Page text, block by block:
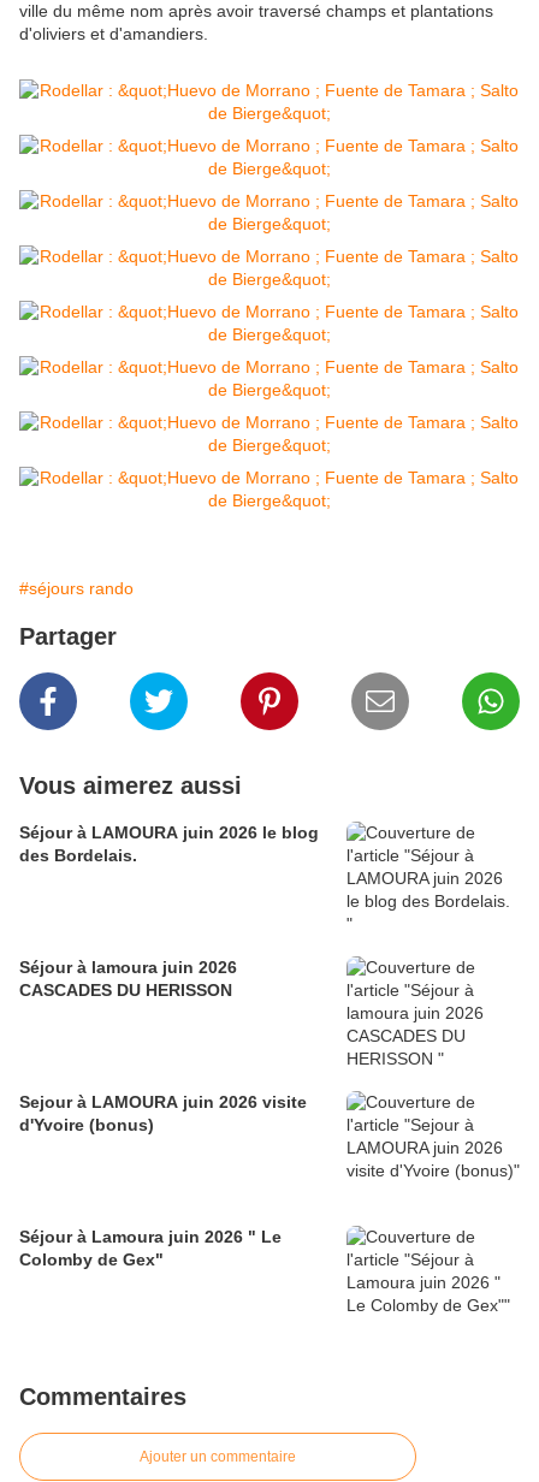
ville du même nom après avoir traversé champs et plantations
d'oliviers et d'amandiers.
#séjours rando
Partager
Vous aimerez aussi
Séjour à LAMOURA juin 2026 le blog
des Bordelais.
Séjour à lamoura juin 2026
CASCADES DU HERISSON
Sejour à LAMOURA juin 2026 visite
d'Yvoire (bonus)
Séjour à Lamoura juin 2026 " Le
Colomby de Gex"
Commentaires
Ajouter un commentaire